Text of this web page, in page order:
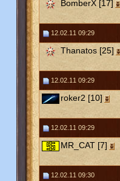
BomberX [17]
12.02.11 09:29
Thanatos [25]
12.02.11 09:29
roker2 [10]
12.02.11 09:29
MR_CAT [7]
12.02.11 09:30